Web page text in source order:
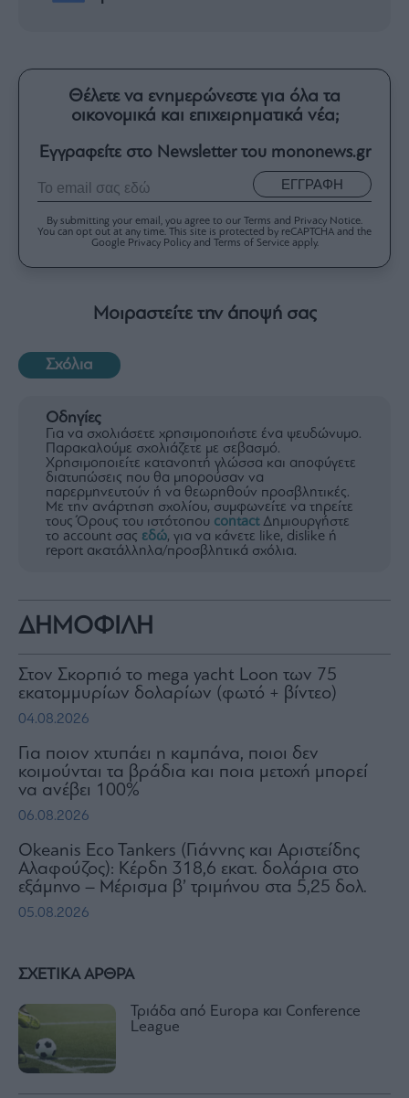
ΣΧΕΤΙΚΑ ΑΡΘΡΑ
Τριάδα από Europa και Conference
League
Θέλετε να ενημερώνεστε για όλα τα
οικονομικά και επιχειρηματικά νέα;
Εγγραφείτε στο Newsletter του mononews.gr
ΕΓΓΡΑΦΗ
By submitting your email, you agree to our Terms and Privacy Notice.
You can opt out at any time. This site is protected by reCAPTCHA and the
Google Privacy Policy and Terms of Service apply.
Μοιραστείτε την άποψή σας
Σχόλια
Οδηγίες
Για να σχολιάσετε χρησιμοποιήστε ένα ψευδώνυμο.
Παρακαλούμε σχολιάζετε με σεβασμό.
Χρησιμοποιείτε κατανοητή γλώσσα και αποφύγετε
διατυπώσεις που θα μπορούσαν να
παρερμηνευτούν ή να θεωρηθούν προσβλητικές.
Με την ανάρτηση σχολίου, συμφωνείτε να τηρείτε
τους Όρους του ιστότοπου contactΔημιουργήστε
το account σας εδώ, για να κάνετε like, dislike ή
report ακατάλληλα/προσβλητικά σχόλια.
ΔΗΜΟΦΙΛΗ
Στον Σκορπιό το mega yacht Loon των 75
εκατομμυρίων δολαρίων (φωτό + βίντεο)
04.08.2026
Για ποιον χτυπάει η καμπάνα, ποιοι δεν
κοιμούνται τα βράδια και ποια μετοχή μπορεί
να ανέβει 100%
06.08.2026
Okeanis Eco Tankers (Γιάννης και Αριστείδης
Αλαφούζος): Κέρδη 318,6 εκατ. δολάρια στο
εξάμηνο – Μέρισμα β’ τριμήνου στα 5,25 δολ.
05.08.2026